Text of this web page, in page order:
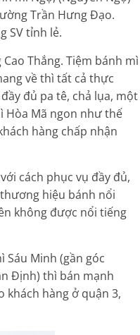
Trần Hưng Đạo.
SV tỉnh lẻ.
Thắng. Tiệm bánh mì
về thì tất cả thực
đủ pa tê, chả lụa, một
Hòa Mã ngon như thế
hàng chấp nhận
cách phục vụ đầy đủ,
hiệu bánh nổi
không được nổi tiếng
Sáu Minh (gần góc
Định) thì bán mạnh
khách hàng ở quận 3,